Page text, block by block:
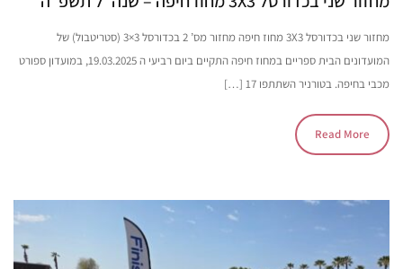
מחזור שני בכדורסל 3X3 מחוז חיפה מחזור מס’ 2 בכדורסל 3×3 (סטריטבול) של
המועדונים הבית ספריים במחוז חיפה התקיים ביום רביעי ה 19.03.2025, במועדון ספורט
מכבי בחיפה. בטורניר השתתפו 17 […]
Read More